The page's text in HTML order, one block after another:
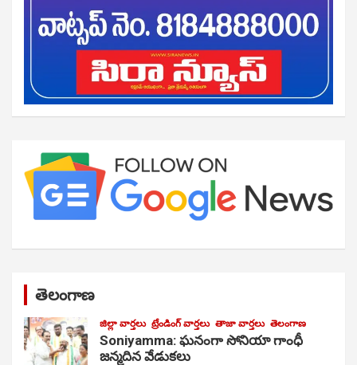
తెలంగాణ
జిల్లా వార్తలు ట్రేండింగ్ వార్తలు తాజా వార్తలు తెలంగాణ
Soniyamma: ఘ‌నంగా సోనియా గాంధీ
జ‌న్మ‌దిన వేడుక‌లు